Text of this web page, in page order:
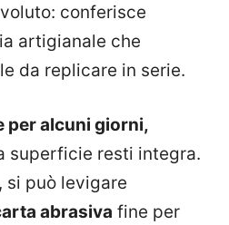
conferisce
artigianale che
da replicare in serie.
per alcuni giorni,
superficie resti integra.
si può levigare
abrasiva fine per